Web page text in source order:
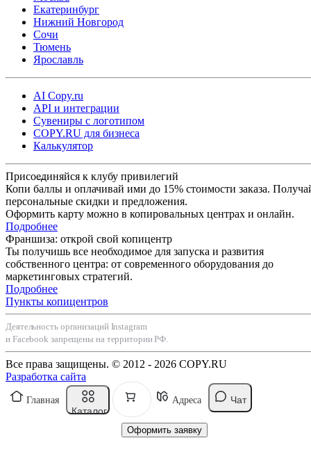
Екатеринбург
Нижний Новгород
Сочи
Тюмень
Ярославль
AI Copy.ru
API и интеграции
Сувениры с логотипом
COPY.RU для бизнеса
Калькулятор
Присоединяйся к клубу привилегий
Копи баллы и оплачивай ими до 15% стоимости заказа.
персональные скидки и предложения.
Оформить карту можно в копировальных центрах и онлайн.
Подробнее
Франшиза: открой свой копицентр
Ты получишь все необходимое для запуска и развития
собственного центра: от современного оборудования до
маркетинговых стратегий.
Подробнее
Пункты копицентров
Деятельность организаций Instagram
и Facebook запрещены на территории РФ.
Все права защищены. © 2012 - 2026 COPY.RU
Разработка сайта
Главная
Каталог
Адреса Чат
Оформить заявку